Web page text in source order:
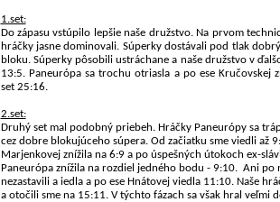
1.set:
Do zápasu vstúpilo lepšie naše družstvo. Na prvom
hráčky jasne dominovali. Súperky dostávali pod tlak
bloku. Súperky pôsobili ustráchane a naše družstvo v
13:5. Paneurópa sa trochu otriasla a po ese Kručovskej
set 25:16.
2.set:
Druhý set mal podobný priebeh. Hráčky Paneurópy sa
cez dobre blokujúceho súpera. Od začiatku sme viedli až
Marjenkovej znížila na 6:9 a po úspešných útokoch ex-
Paneurópa znížila na rozdiel jedného bodu - 9:10. Ani po
nezastavili a iedla a po ese Hnátovej viedla 11:10. Naše
a otočili sme na 15:11. V týchto fázach sa však hral veľmi